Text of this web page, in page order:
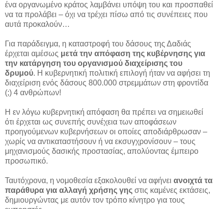
ένα οργανωμένο κράτος λαμβάνει υπόψη του και προσπαθεί
να τα προλάβει – όχι να τρέχει πίσω από τις συνέπειες που
αυτά προκαλούν…
Για παράδειγμα, η καταστροφή του δάσους της Δαδιάς
έρχεται αμέσως μετά την απόφαση της κυβέρνησης για
την κατάργηση του οργανισμού διαχείρισης του
δρυμού. Η κυβερνητική πολιτική επιλογή ήταν να αφήσει τη
διαχείριση ενός δάσους 800.000 στρεμμάτων στη φροντίδα
(;) 4 ανθρώπων!
Η εν λόγω κυβερνητική απόφαση θα πρέπει να σημειωθεί
ότι έρχεται ως συνεπής συνέχεια των αποφάσεων
προηγούμενων κυβερνήσεων οι οποίες αποδιάρθρωσαν –
χωρίς να αντικαταστήσουν ή να εκσυγχρονίσουν – τους
μηχανισμούς δασικής προστασίας, απολύοντας έμπειρο
προσωπικό.
Ταυτόχρονα, η νομοθεσία εξακολουθεί να αφήνει ανοιχτά τα
παράθυρα για αλλαγή χρήσης γης στις καμένες εκτάσεις,
δημιουργώντας με αυτόν τον τρόπο κίνητρο για τους